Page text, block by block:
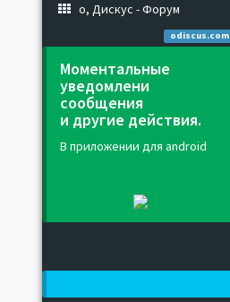
о, Дискус - Форум
odiscus.com
Моментальные
уведомлени
сообщения
и другие действия.
В приложении для android